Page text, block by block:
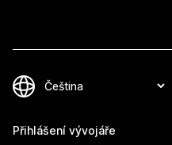
Přihlášení vývojáře